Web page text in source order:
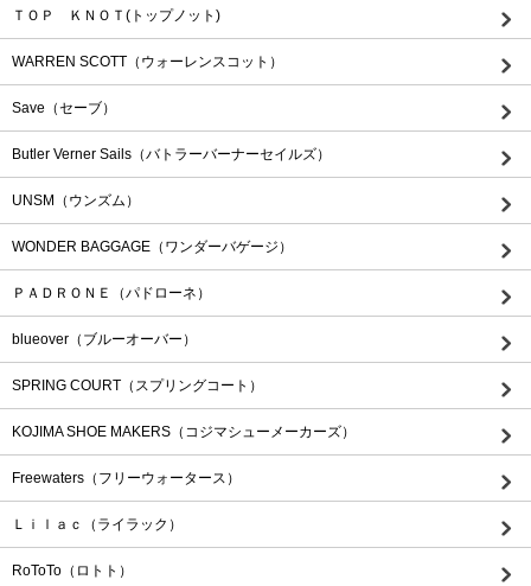
ＴＯＰ ＫＮＯＴ(トップノット)
WARREN SCOTT（ウォーレンスコット）
Save（セーブ）
Butler Verner Sails（バトラーバーナーセイルズ）
UNSM（ウンズム）
WONDER BAGGAGE（ワンダーバゲージ）
ＰＡＤＲＯＮＥ（パドローネ）
blueover（ブルーオーバー）
SPRING COURT（スプリングコート）
KOJIMA SHOE MAKERS（コジマシューメーカーズ）
Freewaters（フリーウォータース）
Ｌｉｌａｃ（ライラック）
RoToTo（ロトト）